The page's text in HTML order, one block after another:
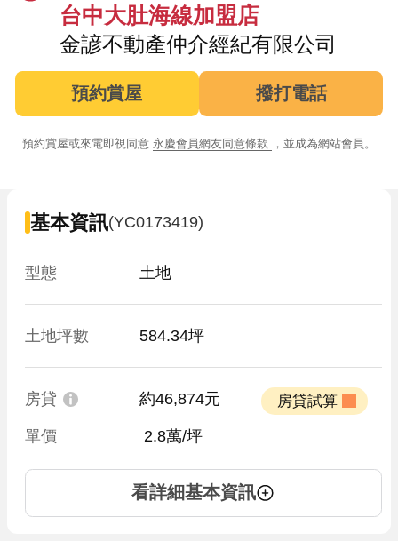
台中大肚海線加盟店
金諺不動產仲介經紀有限公司
預約賞屋 撥打電話
預約賞屋或來電即視同意 永慶會員網友同意條款 ，並成為網站會員。
基本資訊(YC0173419)
型態 土地
土地坪數 584.34坪
房貸 約46,874元
單價 2.8萬/坪
看詳細基本資訊